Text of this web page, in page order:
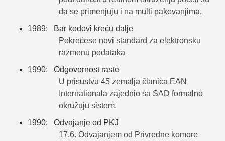
da se primenjuju i na multi pakovanjima.
1989: Bar kodovi kreću dalje
Pokrećese novi standard za elektronsku
razmenu podataka
1990: Odgovornost raste
U prisustvu 45 zemalja članica EAN
Internationala zajednio sa SAD formalno
okružuju sistem.
1990: Odvajanje od PKJ
17.6. Odvajanjem od Privredne komore